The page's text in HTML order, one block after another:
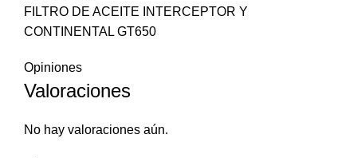
FILTRO DE ACEITE INTERCEPTOR Y
CONTINENTAL GT650
Opiniones
Valoraciones
No hay valoraciones aún.